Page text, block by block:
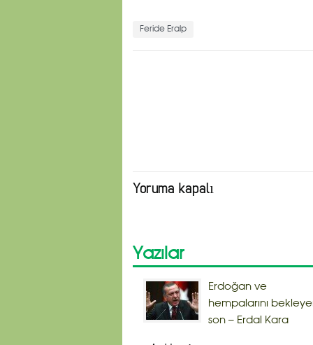
Feride Eralp
Yoruma kapalı
Yazılar
Erdoğan ve
hempalarını
son – Erdal Kara